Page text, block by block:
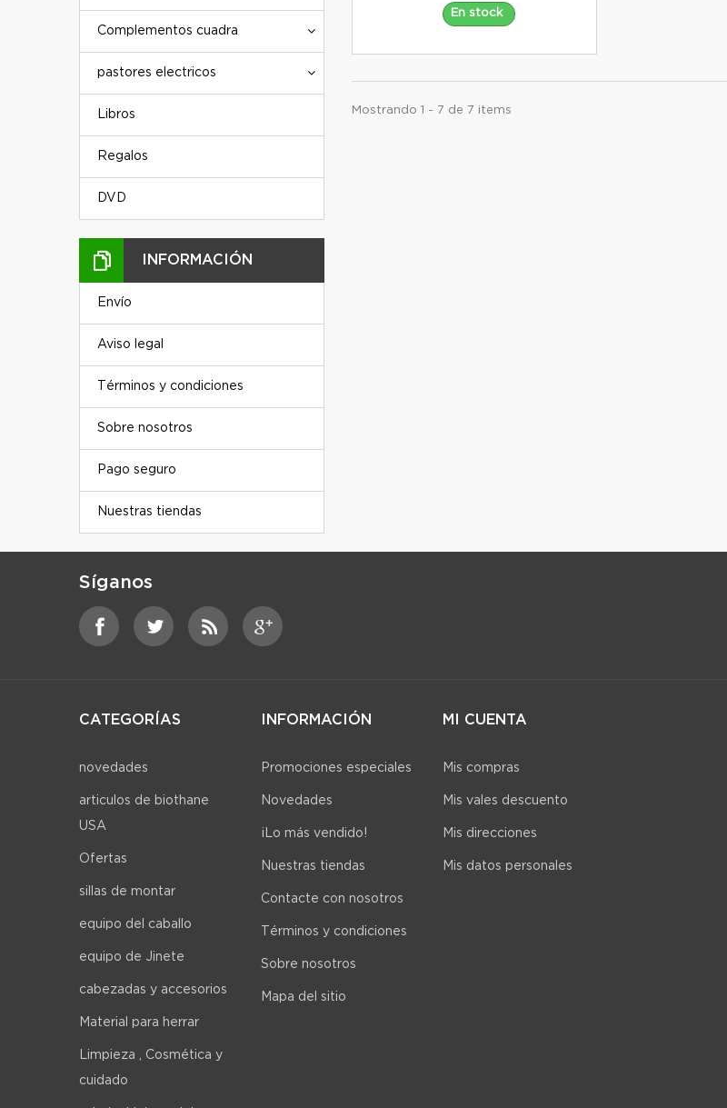
Complementos cuadra
pastores electricos
Libros
Regalos
DVD
INFORMACIÓN
Envío
Aviso legal
Términos y condiciones
Sobre nosotros
Pago seguro
Nuestras tiendas
En stock
Mostrando 1 - 7 de 7 items
Síganos
CATEGORÍAS
novedades
articulos de biothane
USA
Ofertas
sillas de montar
equipo del caballo
equipo de Jinete
cabezadas y accesorios
Material para herrar
Limpieza , Cosmética y
cuidado
INFORMACIÓN
Promociones especiales
Novedades
¡Lo más vendido!
Nuestras tiendas
Contacte con nosotros
Términos y condiciones
Sobre nosotros
Mapa del sitio
MI CUENTA
Mis compras
Mis vales descuento
Mis direcciones
Mis datos personales